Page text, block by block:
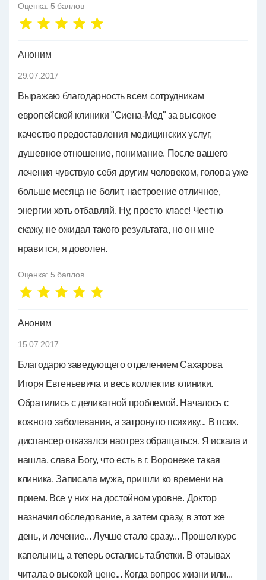
Оценка: 5 баллов
Аноним
29.07.2017
Выражаю благодарность всем сотрудникам
европейской клиники "Сиена-Мед" за высокое
качество предоставления медицинских услуг,
душевное отношение, понимание. После вашего
лечения чувствую себя другим человеком, голова уже
больше месяца не болит, настроение отличное,
энергии хоть отбавляй. Ну, просто класс! Честно
скажу, не ожидал такого результата, но он мне
нравится, я доволен.
Оценка: 5 баллов
Аноним
15.07.2017
Благодарю заведующего отделением Сахарова
Игоря Евгеньевича и весь коллектив клиники.
Обратились с деликатной проблемой. Началось с
кожного заболевания, а затронуло психику... В псих.
диспансер отказался наотрез обращаться. Я искала и
нашла, слава Богу, что есть в г. Воронеже такая
клиника. Записала мужа, пришли ко времени на
прием. Все у них на достойном уровне. Доктор
назначил обследование, а затем сразу, в этот же
день, и лечение... Лучше стало сразу... Прошел курс
капельниц, а теперь остались таблетки. В отзывах
читала о высокой цене... Когда вопрос жизни или...